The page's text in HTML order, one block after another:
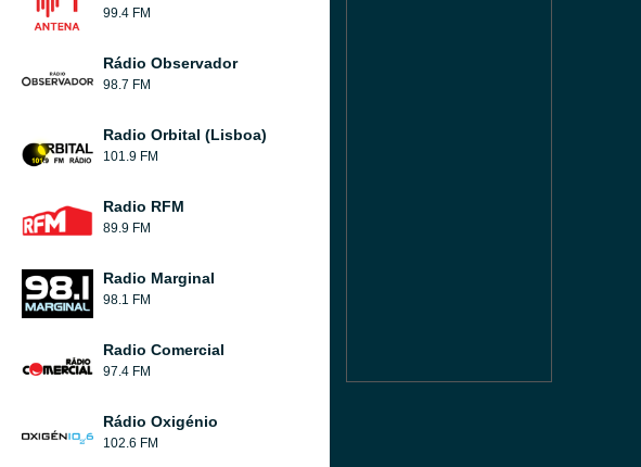
99.4 FM
Rádio Observador
98.7 FM
Radio Orbital (Lisboa)
101.9 FM
Radio RFM
89.9 FM
Radio Marginal
98.1 FM
Radio Comercial
97.4 FM
Rádio Oxigénio
102.6 FM